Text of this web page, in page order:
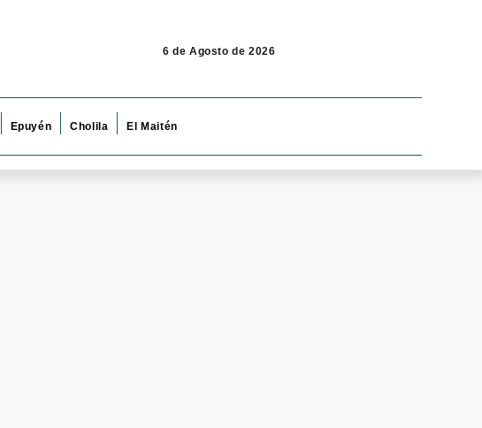
6 de Agosto de 2026
Epuyén Cholila El Maitén